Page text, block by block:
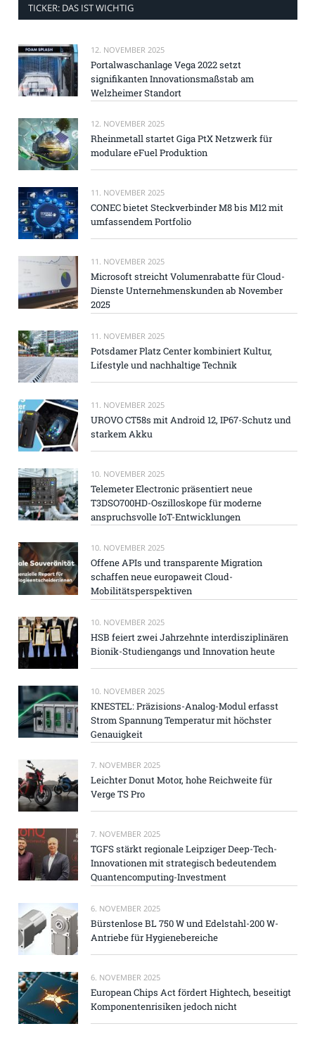
TICKER: DAS IST WICHTIG
12. NOVEMBER 2025
Portalwaschanlage Vega 2022 setzt
signifikanten Innovationsmaßstab am
Welzheimer Standort
12. NOVEMBER 2025
Rheinmetall startet Giga PtX Netzwerk für
modulare eFuel Produktion
11. NOVEMBER 2025
CONEC bietet Steckverbinder M8 bis M12 mit
umfassendem Portfolio
11. NOVEMBER 2025
Microsoft streicht Volumenrabatte für Cloud-
Dienste Unternehmenskunden ab November
2025
11. NOVEMBER 2025
Potsdamer Platz Center kombiniert Kultur,
Lifestyle und nachhaltige Technik
11. NOVEMBER 2025
UROVO CT58s mit Android 12, IP67-Schutz und
starkem Akku
10. NOVEMBER 2025
Telemeter Electronic präsentiert neue
T3DSO700HD-Oszilloskope für moderne
anspruchsvolle IoT-Entwicklungen
10. NOVEMBER 2025
Offene APIs und transparente Migration
schaffen neue europaweit Cloud-
Mobilitätsperspektiven
10. NOVEMBER 2025
HSB feiert zwei Jahrzehnte interdisziplinären
Bionik-Studiengangs und Innovation heute
10. NOVEMBER 2025
KNESTEL: Präzisions-Analog-Modul erfasst
Strom Spannung Temperatur mit höchster
Genauigkeit
7. NOVEMBER 2025
Leichter Donut Motor, hohe Reichweite für
Verge TS Pro
7. NOVEMBER 2025
TGFS stärkt regionale Leipziger Deep-Tech-
Innovationen mit strategisch bedeutendem
Quantencomputing-Investment
6. NOVEMBER 2025
Bürstenlose BL 750 W und Edelstahl-200 W-
Antriebe für Hygienebereiche
6. NOVEMBER 2025
European Chips Act fördert Hightech, beseitigt
Komponentenrisiken jedoch nicht